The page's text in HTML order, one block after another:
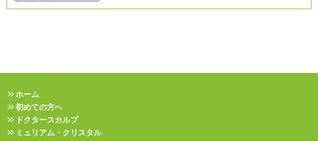
ホーム
初めての方へ
ドクタースカルプ
ミュリアム・クリスタル